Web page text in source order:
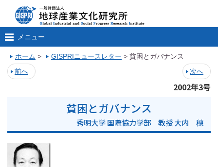
メニュー
ホーム > GISPRIニュースレター > 貧困とガバナンス
前へ
次へ
2002年3号
貧困とガバナンス
秀明大学 国際協力学部 教授 大内 穗